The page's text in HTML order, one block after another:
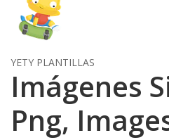
YETY PLANTILLAS
Imágenes
Png,